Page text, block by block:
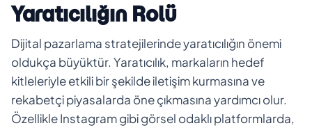
Yaratıcılığın Rolü
Dijital pazarlama stratejilerinde yaratıcılığın önemi
oldukça büyüktür. Yaratıcılık, markaların hedef
kitleleriyle etkili bir şekilde iletişim kurmasına ve
rekabetçi piyasalarda öne çıkmasına yardımcı olur.
Özellikle Instagram gibi görsel odaklı platformlarda,